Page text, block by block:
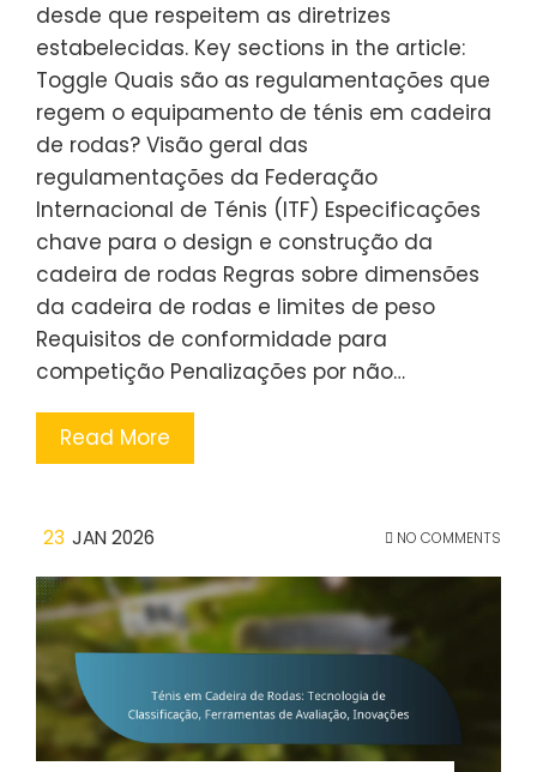
desde que respeitem as diretrizes
estabelecidas. Key sections in the article:
Toggle Quais são as regulamentações que
regem o equipamento de ténis em cadeira
de rodas? Visão geral das
regulamentações da Federação
Internacional de Ténis (ITF) Especificações
chave para o design e construção da
cadeira de rodas Regras sobre dimensões
da cadeira de rodas e limites de peso
Requisitos de conformidade para
competição Penalizações por não…
Read More
23 JAN 2026 NO COMMENTS